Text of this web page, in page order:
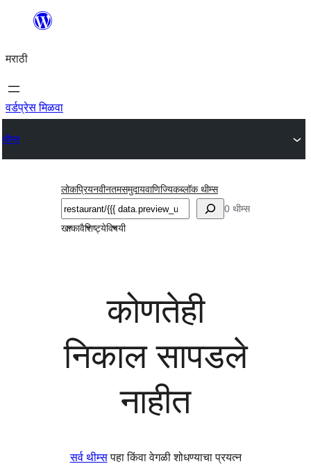
सामुग्रीवर
मराठी
वर्डप्रेस मिळवा
थीम्स
लोकप्रियनवीनतमसमुदायवाणिज्यिकब्लॉक थीम्स
शोधा
0 थीम्स
खाकावैशिष्ट्येविषयी
कोणतेही
निकाल सापडले
नाहीत
सर्व थीम्सपहा किंवा वेगळी शोधण्याचा प्रयत्न